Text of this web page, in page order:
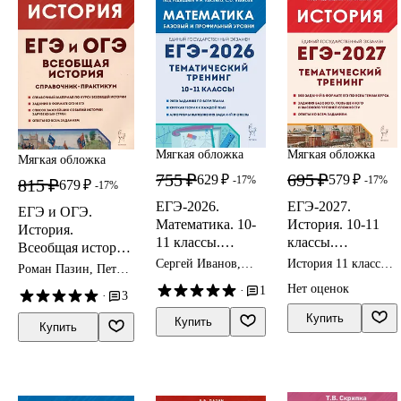
Мягкая обложка
815 ₽679 ₽ -17%
ЕГЭ и ОГЭ.
История.
Всеобщая история.
Справочник.
Роман Пазин, Петр
·
3
Купить
Мягкая обложка
755 ₽629 ₽ -17%
ЕГЭ-2026.
Математика. 10-
11 классы.
Тематический
методическое
пособие
Сергей Иванов,
Виктор Кривенко
· 1
Купить
Мягкая обложка
695 ₽579 ₽ -17%
ЕГЭ-2027.
История. 10-11
классы.
Тематический
типы заданий.
Учебное пособие
История 11 класс
Нет оценок
Купить